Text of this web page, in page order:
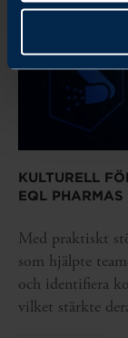
KULTURELL
EQL
Med praktiskt
som hjälpte
och identifiera
vilket stärkte